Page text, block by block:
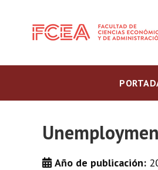
Año de publicación: